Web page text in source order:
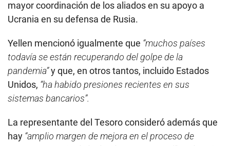
mayor coordinación de los aliados en su apoyo a
Ucrania en su defensa de Rusia.
Yellen mencionó igualmente que “muchos países
todavía se están recuperando del golpe de la
pandemia”y que, en otros tantos, incluido Estados
Unidos, “ha habido presiones recientes en sus
sistemas bancarios”.
La representante del Tesoro consideró además que
hay “amplio margen de mejora en el proceso de